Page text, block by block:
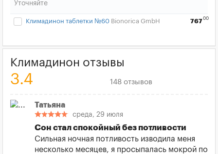
Уточняйте
Климадинон таблетки №60 Bionorica GmbH 76700
Климадинон отзывы
3.4 148 отзывов
Татьяна
среда, 29 июля
Сон стал спокойный без потливости
Сильная ночная потливость изводила меня
несколько месяцев, я просыпалась мокрой по